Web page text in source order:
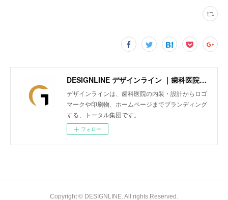
DESIGNLINE デザインライン ｜歯科医院の内装・設計からロゴマークや印刷物、ホームページまでトータルにブランディング
デザインラインは、歯科医院の内装・設計からロゴ
マークや印刷物、ホームページまでブランディング
する、トータル集団です。
フォロー
Copyright © DESIGNLINE. All rights Reserved.